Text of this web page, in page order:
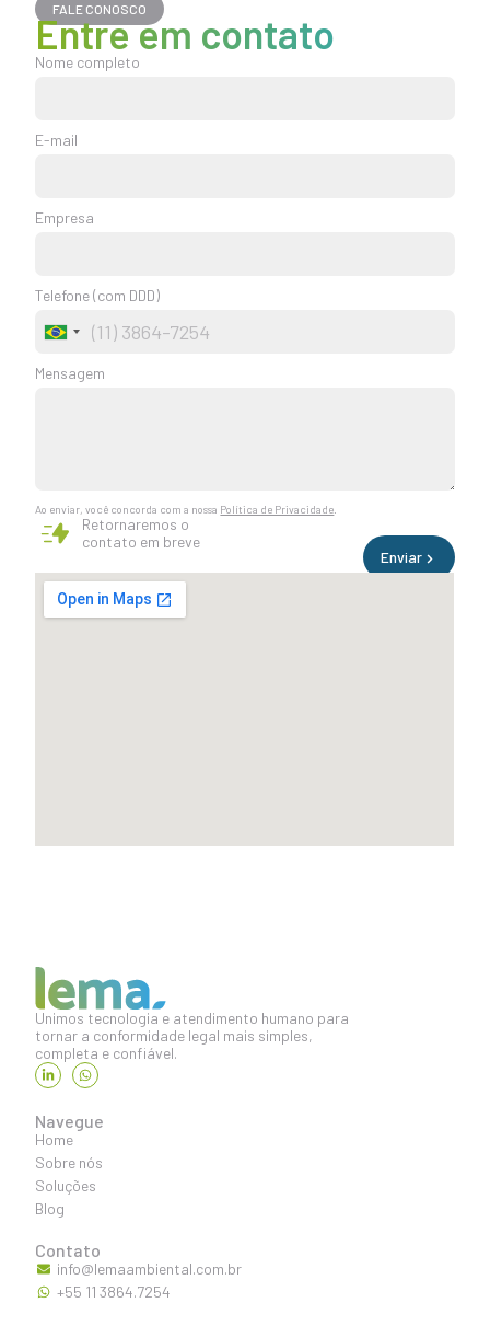
FALE CONOSCO
Entre em contato
Nome completo
E-mail
Empresa
Telefone (com DDD)
Brazil
Mensagem
Ao enviar, você concorda com a nossa Política de Privacidade
Enviar
Retornaremos o
contato em breve
Unimos tecnologia e atendimento humano para
tornar a conformidade legal mais simples,
completa e confiável.
Navegue
Home
Sobre nós
Soluções
Blog
Contato
info@lemaambiental.com.br
+55 11 3864.7254